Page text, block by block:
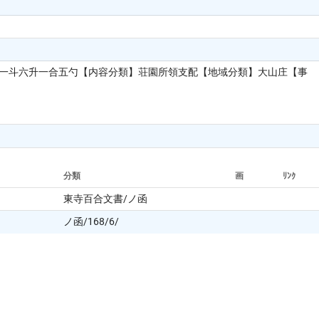
六升一合五勺【内容分類】荘園所領支配【地域分類】大山庄【事
分類 画 ﾘﾝｸ
東寺百合文書/ノ函
ノ函/168/6/